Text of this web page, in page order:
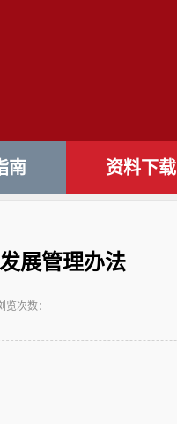
南 资料下载
展管理办法
览次数：